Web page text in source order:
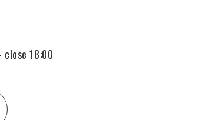
close 18:00